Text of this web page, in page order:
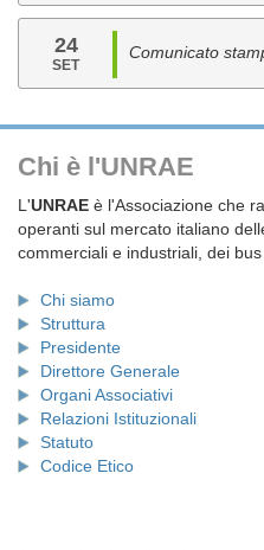
24
SET
Comunicato
Chi è l'UNRAE
L'UNRAE è l'Associazione che
operanti sul mercato italiano
commerciali e industriali, dei
Chi siamo
Struttura
Presidente
Direttore Generale
Organi Associativi
Relazioni Istituzionali
Statuto
Codice Etico